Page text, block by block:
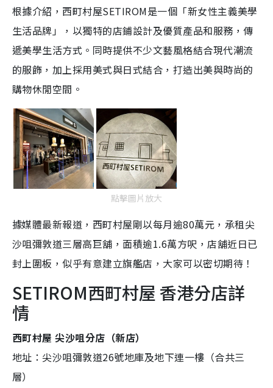
根據介紹，西町村屋SETIROM是一個「新女性主義美學
生活品牌」，以獨特的店鋪設計及優質產品和服務，傳
遞美學生活方式。同時提供不少文藝風格結合現代潮流
的服飾，加上採用美式與日式結合，打造出美與時尚的
購物休閒空間。
點擊圖片放大
據媒體最新報道，西町村屋剛以每月逾80萬元，承租尖
沙咀彌敦道三層高巨舖，面積逾1.6萬方呎，店舖近日已
封上圍板，似乎有意建立旗艦店，大家可以密切期待！
SETIROM西町村屋 香港分店詳
情
西町村屋 尖沙咀分店（新店）
地址：尖沙咀彌敦道26號地庫及地下連一樓（合共三
層）